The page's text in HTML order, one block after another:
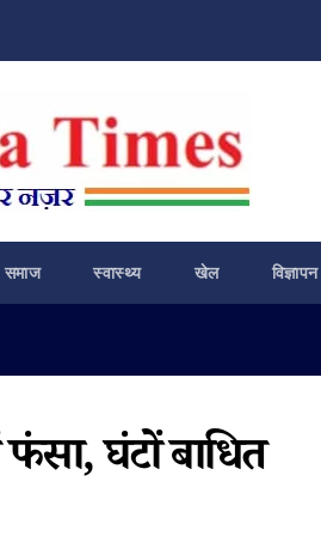
समाज स्वास्थ्य खेल विज्ञापन
घंटों बाधित